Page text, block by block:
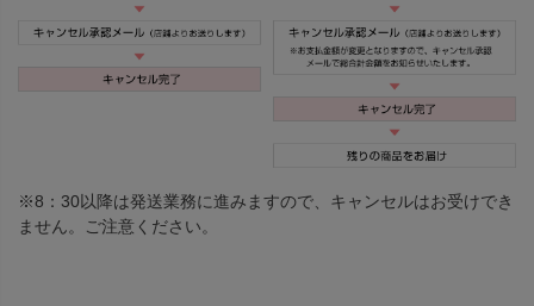
※8：30以降は発送業務に進みますので、キャンセルはお受けでき
ません。ご注意ください。